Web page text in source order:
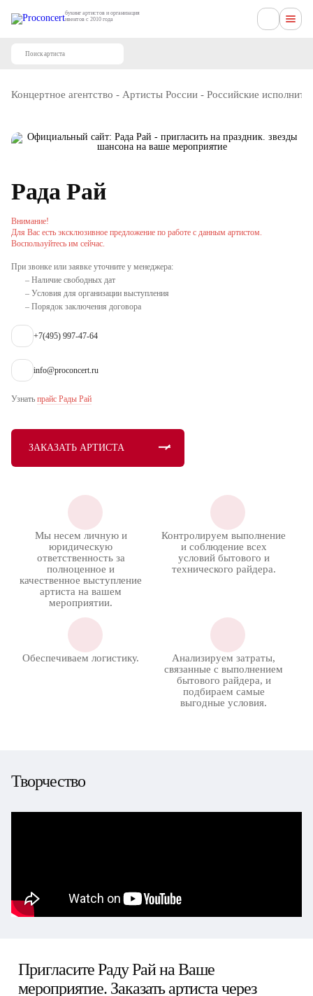
букинг артистов и организация
ивентов с 2010 года
Концертное агентство - Артисты России - Российские
Рада Рай
Внимание!
Для Вас есть эксклюзивное предложение по работе с данным артистом.
Воспользуйтесь им сейчас.
При звонке или заявке уточните у менеджера:
– Наличие свободных дат
– Условия для организации выступления
– Порядок заключения договора
+7(495) 997-47-64
info@proconcert.ru
Узнать прайс Рады Рай
ЗАКАЗАТЬ АРТИСТА
Мы несем личную и
юридическую
ответственность за
полноценное и
качественное выступление
артиста на вашем
мероприятии.
Контролируем выполнение
и соблюдение всех
условий бытового и
технического райдера.
Обеспечиваем логистику.
Анализируем затраты,
связанные с выполнением
бытового райдера, и
подбираем самые
выгодные условия.
Творчество
Пригласите Раду Рай на Ваше
мероприятие. Заказать артиста через